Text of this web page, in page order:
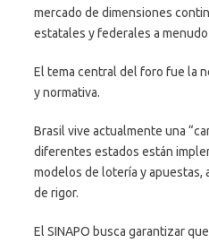
mercado de dimensiones
estatales y federales a
El tema central del foro fue la
y normativa.
Brasil vive actualmente una
diferentes estados están
modelos de lotería y apuestas,
de rigor.
El SINAPO busca garantizar